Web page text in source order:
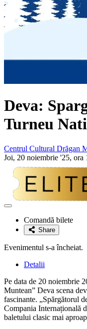
Deva:
Turneu
Centrul Cultural Drăgan
Joi, 20 noiembrie '25, ora
Adaugă
favoriteComandă bilete
Share
Evenimentul s-a încheiat.
Detalii
Pe data de 20 noiembrie
Muntean” Deva scena
fascinante. „Spărgătorul
Compania Internațională
baletului clasic mai